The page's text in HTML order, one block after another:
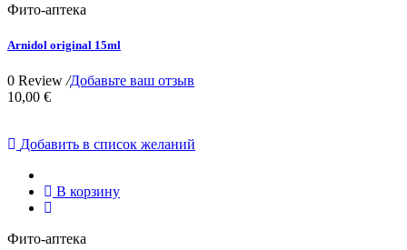
Фито-аптека
Arnidol original 15ml
0 Review /Добавьте ваш отзыв
10,00 €
Добавить в список желаний
В корзину
Фито-аптека